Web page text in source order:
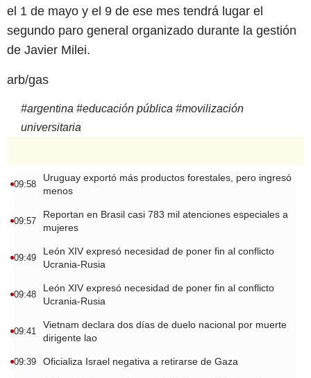
el 1 de mayo y el 9 de ese mes tendrá lugar el
segundo paro general organizado durante la gestión
de Javier Milei.
arb/gas
#argentina #educación pública #movilización
universitaria
09:58
Uruguay exportó más productos forestales, pero ingresó
menos
09:57
Reportan en Brasil casi 783 mil atenciones especiales a
mujeres
09:49
León XIV expresó necesidad de poner fin al conflicto
Ucrania-Rusia
09:48
León XIV expresó necesidad de poner fin al conflicto
Ucrania-Rusia
09:41
Vietnam declara dos días de duelo nacional por muerte
dirigente lao
09:39 Oficializa Israel negativa a retirarse de Gaza